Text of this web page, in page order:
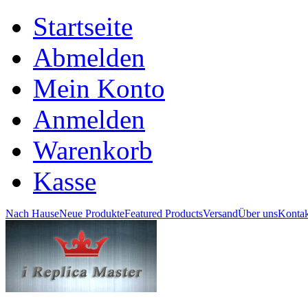
Startseite
Abmelden
Mein Konto
Anmelden
Warenkorb
Kasse
Nach HauseNeue ProdukteFeatured ProductsVersandÜber uns